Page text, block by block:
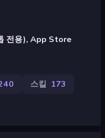
전용), App Store
스킬 173